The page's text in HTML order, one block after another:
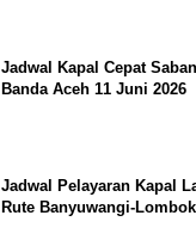
Jadwal Kapal Cepat
Banda Aceh 11 Juni 2026
Jadwal Pelayaran Kapal
Rute Banyuwangi-Lombok